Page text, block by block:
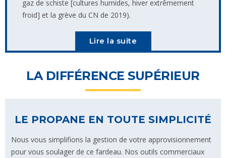
gaz de schiste [cultures humides, hiver extrêmement
froid] et la grève du CN de 2019).
Lire la suite
LA DIFFÉRENCE SUPÉRIEUR
LE PROPANE EN TOUTE SIMPLICITÉ
Nous vous simplifions la gestion de votre approvisionnement
pour vous soulager de ce fardeau. Nos outils commerciaux